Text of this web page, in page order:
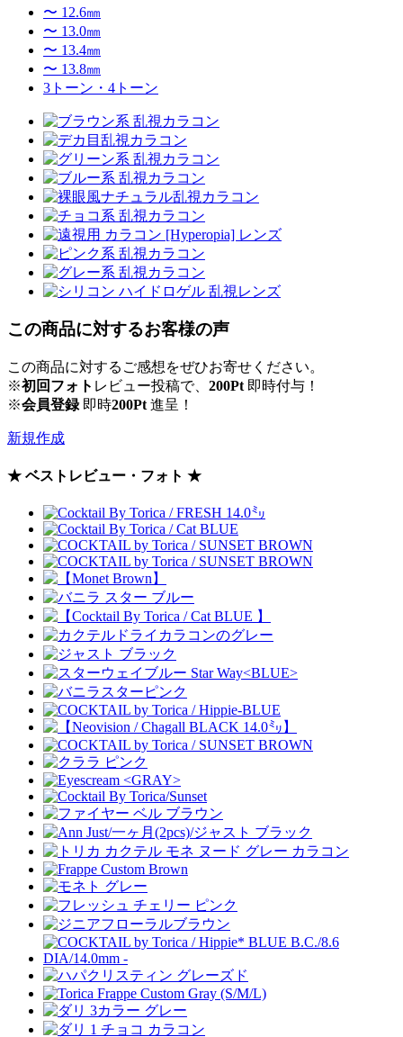
〜 12.6㎜
〜 13.0㎜
〜 13.4㎜
〜 13.8㎜
3トーン・4トーン
この商品に対するお客様の声
この商品に対するご感想をぜひお寄せください。
※初回フォト レビュー投稿で、 200Pt 即時付与！
※会員登録即時200Pt 進呈！
新規作成
★ ベストレビュー・フォト ★